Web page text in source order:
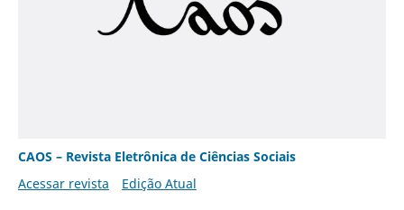
CAOS – Revista Eletrônica de Ciências Sociais
Acessar revista
Edição Atual